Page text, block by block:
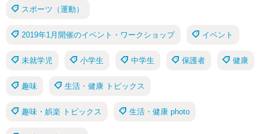
スポーツ（運動）
2019年1月開催のイベント・ワークショップ イベント
未就学児 小学生 中学生 保護者 健康
趣味 生活・健康 トピックス
趣味・娯楽 トピックス 生活・健康 photo